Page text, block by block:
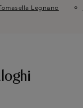
Legnano